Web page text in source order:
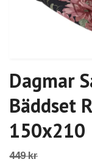
Dagmar
Bäddset
150x210
449 kr